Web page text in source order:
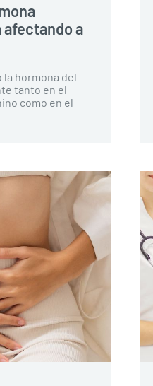
a
hormona del
tanto en el
como en el